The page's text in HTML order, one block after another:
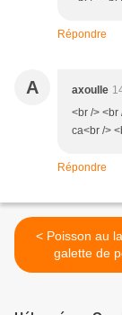
Répondre
A axoulle
<br /> <br
ca<br />
Répondre
< Poisson au lard fumé /
galette de